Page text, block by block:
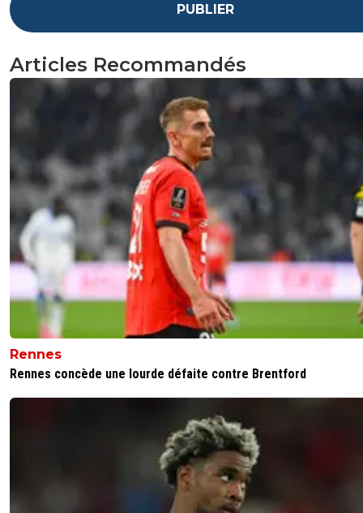
PUBLIER
Articles Recommandés
Rennes
Rennes concède une lourde défaite contre Brentford